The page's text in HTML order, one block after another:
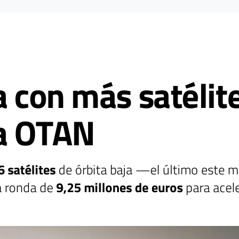
con más
satélitesde órbita baja —el último este
ronda de9,25 millones de eurospara